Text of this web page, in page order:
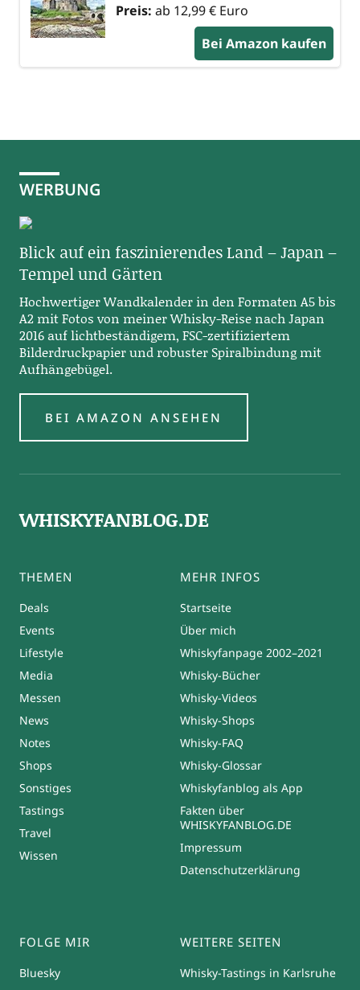
Preis: ab 12,99 € Euro
Bei Amazon kaufen
WERBUNG
Blick auf ein faszinierendes Land – Japan –
Tempel und Gärten
Hochwertiger Wandkalender in den Formaten A5 bis
A2 mit Fotos von meiner Whisky-Reise nach Japan
2016 auf lichtbeständigem, FSC-zertifiziertem
Bilderdruckpapier und robuster Spiralbindung mit
Aufhängebügel.
BEI AMAZON ANSEHEN
WHISKYFANBLOG.DE
THEMEN
Deals
Events
Lifestyle
Media
Messen
News
Notes
Shops
Sonstiges
Tastings
Travel
Wissen
MEHR INFOS
Startseite
Über mich
Whiskyfanpage 2002–2021
Whisky-Bücher
Whisky-Videos
Whisky-Shops
Whisky-FAQ
Whisky-Glossar
Whiskyfanblog als App
Fakten über
WHISKYFANBLOG.DE
Impressum
Datenschutzerklärung
FOLGE MIR
Bluesky
WEITERE SEITEN
Whisky-Tastings in Karlsruhe